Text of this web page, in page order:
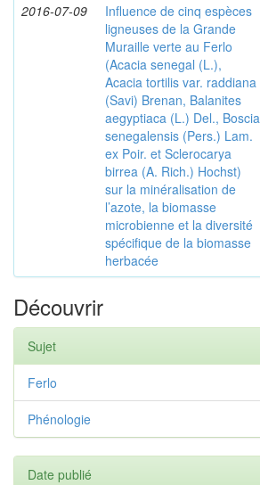
2016-07-09
Influence de cinq espèces
ligneuses de la Grande
Muraille verte au Ferlo
(Acacia senegal (L.),
Acacia tortilis var. raddiana
(Savi) Brenan, Balanites
aegyptiaca (L.) Del., Boscia
senegalensis (Pers.) Lam.
ex Poir. et Sclerocarya
birrea (A. Rich.) Hochst)
sur la minéralisation de
l’azote, la biomasse
microbienne et la diversité
spécifique de la biomasse
herbacée
Découvrir
Sujet
Ferlo
Phénologie
Date publié